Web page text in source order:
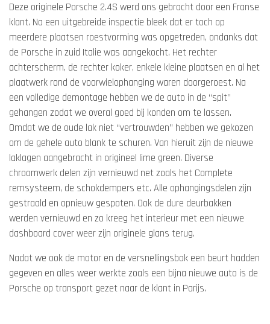
Deze originele Porsche 2.4S werd ons gebracht door een Franse
klant. Na een uitgebreide inspectie bleek dat er toch op
meerdere plaatsen roestvorming was opgetreden, ondanks dat
de Porsche in zuid Italie was aangekocht. Het rechter
achterscherm, de rechter koker, enkele kleine plaatsen en al het
plaatwerk rond de voorwielophanging waren doorgeroest. Na
een volledige demontage hebben we de auto in de “spit”
gehangen zodat we overal goed bij konden om te lassen.
Omdat we de oude lak niet “vertrouwden” hebben we gekozen
om de gehele auto blank te schuren. Van hieruit zijn de nieuwe
laklagen aangebracht in origineel lime green. Diverse
chroomwerk delen zijn vernieuwd net zoals het Complete
remsysteem, de schokdempers etc. Alle ophangingsdelen zijn
gestraald en opnieuw gespoten. Ook de dure deurbakken
werden vernieuwd en zo kreeg het interieur met een nieuwe
dashboard cover weer zijn originele glans terug.
Nadat we ook de motor en de versnellingsbak een beurt hadden
gegeven en alles weer werkte zoals een bijna nieuwe auto is de
Porsche op transport gezet naar de klant in Parijs.